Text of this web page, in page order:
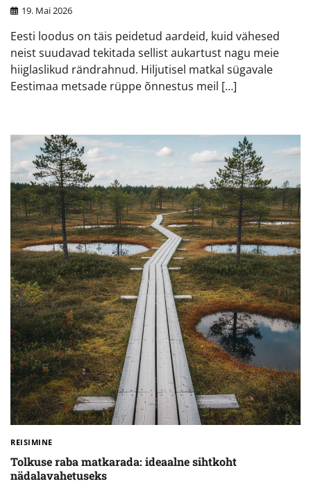
19. Mai 2026
Eesti loodus on täis peidetud aardeid, kuid vähesed
neist suudavad tekitada sellist aukartust nagu meie
hiiglaslikud rändrahnud. Hiljutisel matkal sügavale
Eestimaa metsade rüppe õnnestus meil […]
REISIMINE
Tolkuse raba matkarada: ideaalne sihtkoht
nädalavahetuseks